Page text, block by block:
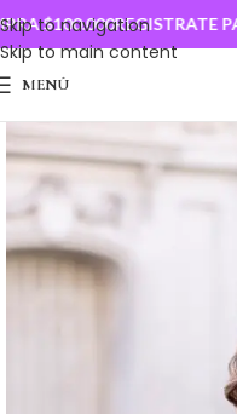
Skip to navigation
Skip to main content
$100.000REGISTRATE
MENÚ